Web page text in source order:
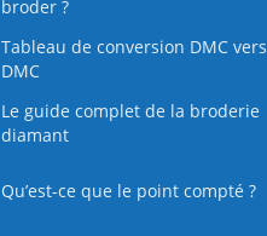
broder ?
Tableau de conversion DMC vers
DMC
Le guide complet de la broderie
diamant
Qu’est-ce que le point compté ?